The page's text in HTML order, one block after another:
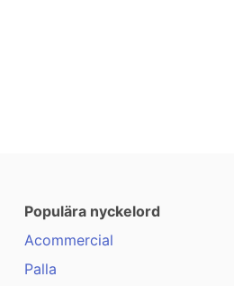
Populära nyckelord
Acommercial
Palla